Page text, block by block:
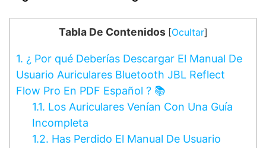
Tabla De Contenidos [Ocultar]
1. ¿ Por qué Deberías Descargar El Manual De
Usuario Auriculares Bluetooth JBL Reflect
Flow Pro En PDF Español ? 📚
1.1. Los Auriculares Venían Con Una Guía
Incompleta
1.2. Has Perdido El Manual De Usuario